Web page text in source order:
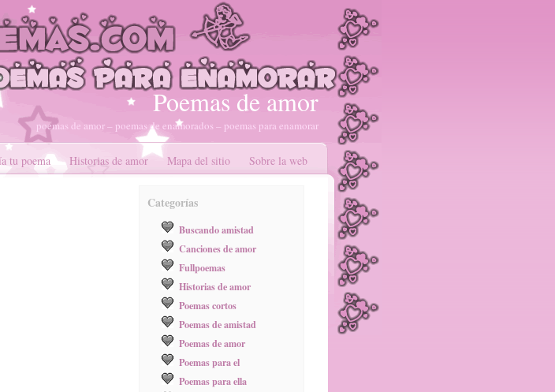
Poemas de amor
poemas de amor – poemas de enamorados – poemas para enamorar
tu poema Historias de amor Mapa del sitio Sobre la web
Categorías
Buscando amistad
Canciones de amor
Fullpoemas
Historias de amor
Poemas cortos
Poemas de amistad
Poemas de amor
Poemas para el
Poemas para ella